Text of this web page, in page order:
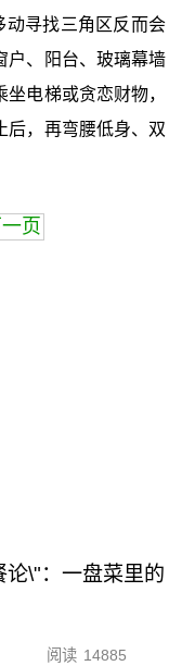
动寻找三角区反而会
户、阳台、玻璃幕墙
电梯或贪恋财物，
后，再弯腰低身、双
一页
论\"：一盘菜里的
阅读 14885